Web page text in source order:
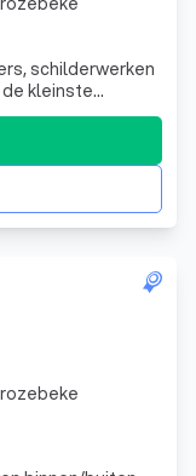
schilderwerken
kleinste